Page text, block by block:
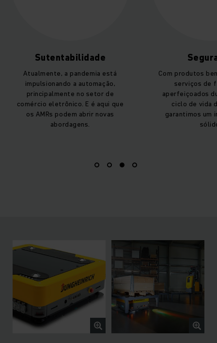
Sutentabilidade
Atualmente, a pandemia está
impulsionando a automação,
principalmente no setor de
comércio eletrônico. E é aqui que
os AMRs podem abrir novas
abordagens.
Com produtos
serviços de
aperfeiçoados
ciclo de vida
garantimos um